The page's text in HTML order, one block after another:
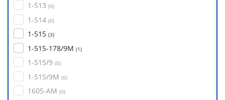
1-513 (0)
1-514 (0)
1-515 (3)
1-515-178/9М (1)
1-515/9 (0)
1-515/9М (0)
1605-АМ (0)